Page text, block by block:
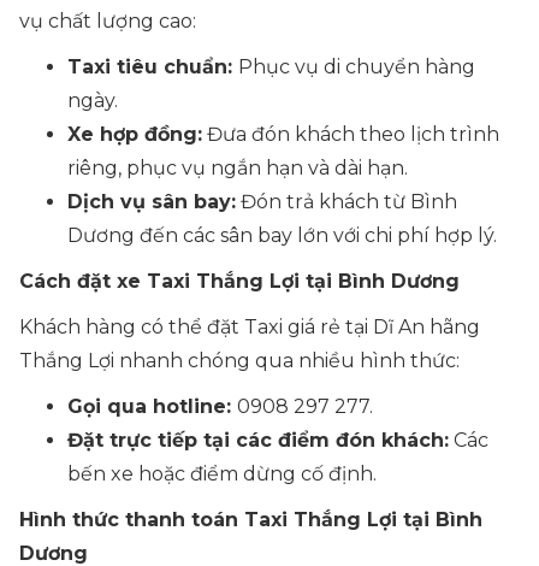
vụ chất lượng cao:
Taxi tiêu chuẩn: Phục vụ di chuyển hàng
ngày.
Xe hợp đồng: Đưa đón khách theo lịch trình
riêng, phục vụ ngắn hạn và dài hạn.
Dịch vụ sân bay: Đón trả khách từ Bình
Dương đến các sân bay lớn với chi phí hợp lý.
Cách đặt xe Taxi Thắng Lợi tại Bình Dương
Khách hàng có thể đặt Taxi giá rẻ tại Dĩ An hãng
Thắng Lợi nhanh chóng qua nhiều hình thức:
Gọi qua hotline: 0908 297 277.
Đặt trực tiếp tại các điểm đón khách: Các
bến xe hoặc điểm dừng cố định.
Hình thức thanh toán Taxi Thắng Lợi tại Bình
Dương